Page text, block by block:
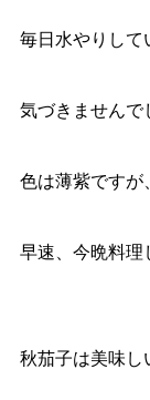
毎日水やりして
気づきませんで
色は薄紫ですが
早速、今晩料理
秋茄子は美味し